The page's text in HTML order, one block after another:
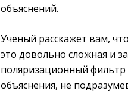
объяснений.
Ученый расскажет вам,
это довольно сложная и
поляризационный
объяснения, не